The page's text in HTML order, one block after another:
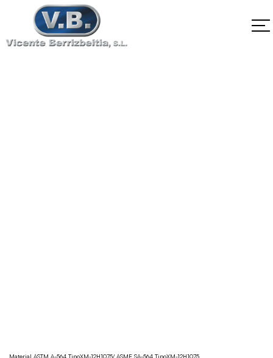
Material ASTM A-564 TipoXM-12H1075/ ASME SA-564 TipoXM-12H1075